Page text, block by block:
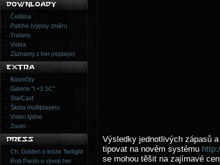
Čeština
Patche (výpisy změn)
Trailery
Videa
Záznamy z her (replaye)
Básničky
Galerie "I <3 SC"
StarCast
Škola multiplayeru
Video týdne
Zoom
Ch. Golden o knize Twilight
Rob Pardo o vývoji her
Výsledky jednotlivých zápasů
tipovat na novém systému
se mohou těšit na zajímavé